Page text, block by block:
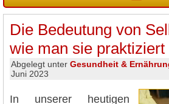
Die Bedeutung von
wie man sie praktiziert
Abgelegt unter Gesundheit &
Juni 2023
In unserer heutigen